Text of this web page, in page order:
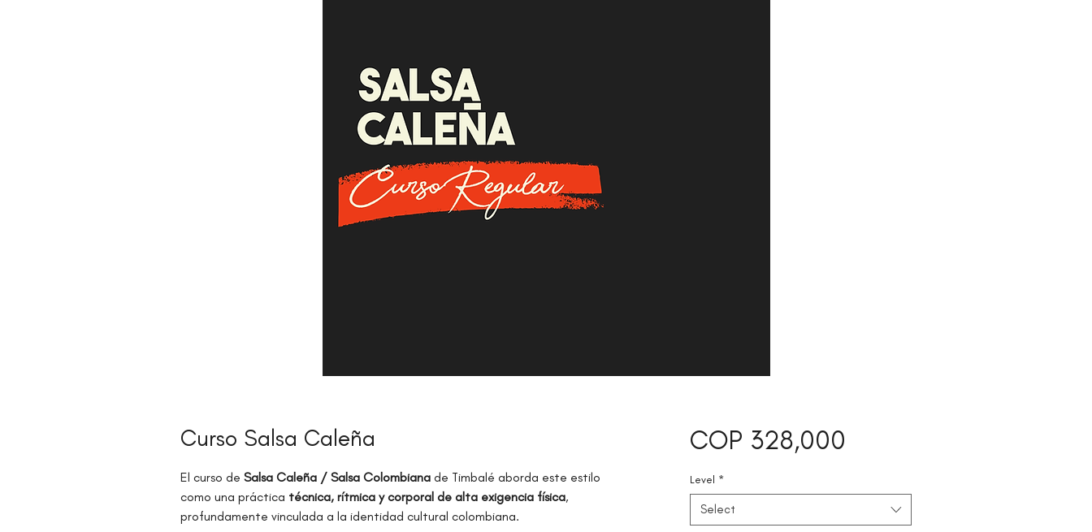
Curso Salsa Caleña
El curso de Salsa Caleña / Salsa Colombiana de Timbalé aborda este estilo
como una práctica técnica, rítmica y corporal de alta exigencia física,
profundamente vinculada a la identidad cultural colombiana.
COP 328,000
Level *
Select